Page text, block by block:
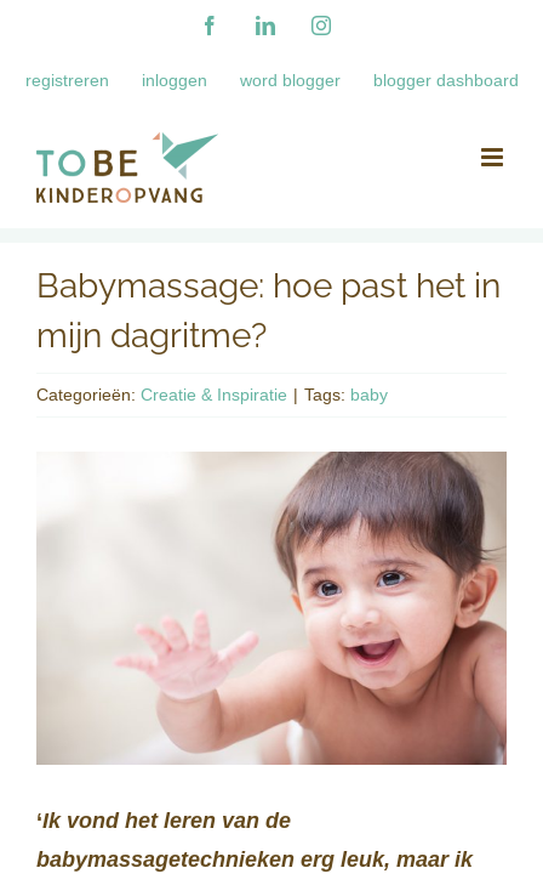
inhoud
FacebookLinkedInInstagram
registreren inloggen word blogger blogger dashboard
Babymassage: hoe past het in
mijn dagritme?
Categorieën: Creatie & Inspiratie | Tags: baby
‘Ik vond het leren van de
babymassagetechnieken erg leuk, maar ik